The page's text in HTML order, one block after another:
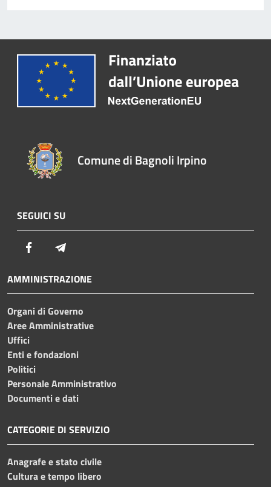
Comune di Bagnoli Irpino
SEGUICI SU
Facebook
AMMINISTRAZIONE
Organi di Governo
Aree Amministrative
Uffici
Enti e fondazioni
Politici
Personale Amministrativo
Documenti e dati
CATEGORIE DI SERVIZIO
Anagrafe e stato civile
Cultura e tempo libero